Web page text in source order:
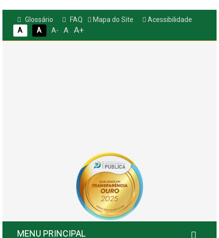
Glossário FAQ Mapa do Site
Acessibilidade
A
A A- A A+
MENU PRINCIPAL